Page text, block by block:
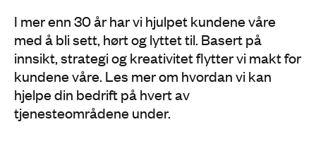
I mer enn 30 år har vi hjulpet kundene våre
med å bli sett, hørt og lyttet til. Basert på
innsikt, strategi og kreativitet flytter vi makt for
kundene våre. Les mer om hvordan vi kan
hjelpe din bedrift på hvert av
tjenesteområdene under.